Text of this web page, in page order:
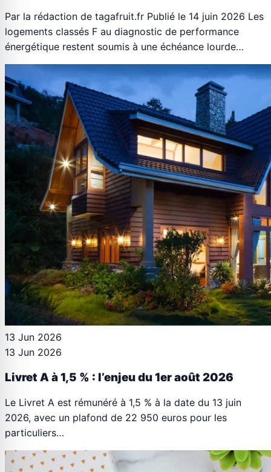
Par la rédaction de tagafruit.fr Publié le 14 juin 2026 Les
logements classés F au diagnostic de performance
énergétique restent soumis à une échéance lourde…
13 Jun 2026
13 Jun 2026
Livret A à 1,5 % : l’enjeu du 1er août 2026
Le Livret A est rémunéré à 1,5 % à la date du 13 juin
2026, avec un plafond de 22 950 euros pour les
particuliers…